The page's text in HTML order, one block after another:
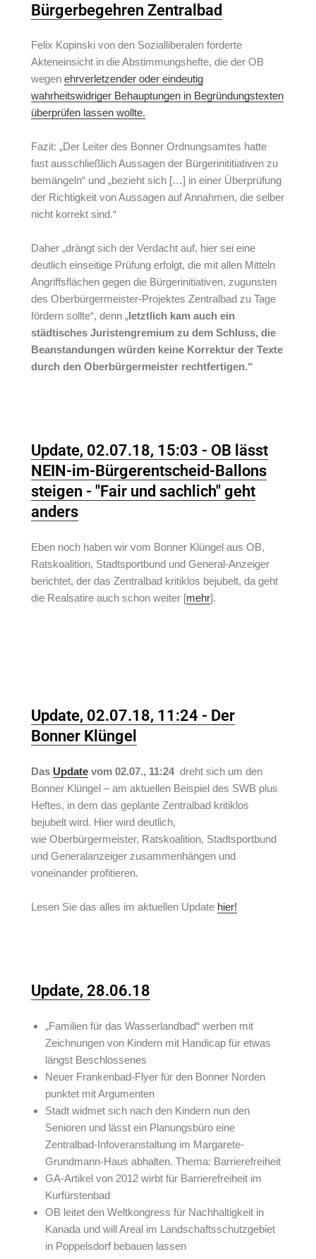
Bürgerbegehren Zentralbad
Felix Kopinski von den Sozialliberalen forderte
Akteneinsicht in die Abstimmungshefte, die der OB
wegenehrverletzender oder eindeutig
wahrheitswidriger Behauptungen in Begründungstexten
überprüfen lassen wollte.
Fazit: „Der Leiter des Bonner Ordnungsamtes hatte
fast ausschließlich Aussagen der Bürgerinititiativen zu
bemängeln“ und „bezieht sich […] in einer Überprüfung
der Richtigkeit von Aussagen auf Annahmen, die selber
nicht korrektsind.“
Daher „drängt sich der Verdacht auf, hier sei eine
deutlich einseitige Prüfung erfolgt, die mit allen Mitteln
Angriffsflächen gegen die Bürgerinitiativen, zugunsten
des Oberbürgermeister-Projektes Zentralbad zu Tage
fördern sollte“, denn „ letztlich kam auch ein
städtisches Juristengremium zu dem Schluss, die
Beanstandungen würden keine Korrektur der Texte
durch den Oberbürgermeister rechtfertigen.“
Update, 02.07.18, 15:03 - OB lässt
NEIN-im-Bürgerentscheid-Ballons
steigen - "Fair und sachlich" geht
anders
Eben noch haben wir vom Bonner Klüngel aus OB,
Ratskoalition, Stadtsportbund und General-Anzeiger
berichtet, der das Zentralbad kritiklos bejubelt, da geht
die Realsatire auch schon weiter [mehr].
Update, 02.07.18, 11:24 - Der
Bonner Klüngel
Das Update vom 02.07., 11:24 dreht sich um den
Bonner Klüngel – am aktuellen Beispiel des SWB plus
Heftes, in dem das geplante Zentralbad kritiklos
bejubelt wird. Hier wird deutlich,
wie Oberbürgermeister, Ratskoalition, Stadtsportbund
und Generalanzeiger zusammenhängen und
voneinander profitieren.
Lesen Sie das alles im aktuellen Update hier!
Update, 28.06.18
„Familien für das Wasserlandbad“ werben mit
Zeichnungen von Kindern mit Handicap für etwas
längst Beschlossenes
Neuer Frankenbad-Flyer für den Bonner Norden
punktet mit Argumenten
Stadt widmet sich nach den Kindern nun den
Senioren und lässt ein Planungsbüro eine
Zentralbad-Infoveranstaltung im Margarete-
Grundmann-Haus abhalten. Thema: Barrierefreiheit
GA-Artikel von 2012 wirbt für Barrierefreiheit im
Kurfürstenbad
OB leitet den Weltkongress für Nachhaltigkeit in
Kanada und will Areal im Landschaftsschutzgebiet
in Poppelsdorf bebauen lassen